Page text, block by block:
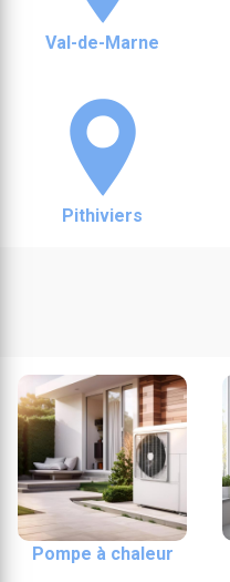
Val-de-Marne
Pithiviers
Pompe à chaleur